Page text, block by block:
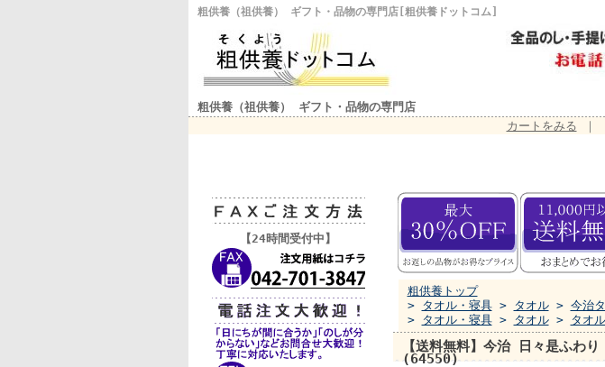
粗供養（祖供養） ギフト・品物の専門店[粗供養ドットコム]
粗供養（祖供養） ギフト・品物の専門店
カートをみる ｜
【24時間受付中】
粗供養トップ
> タオル・寝具> タオル> 今治
> タオル・寝具> タオル> タオ
【送料無料】今治 日々是ふわ
(64550)